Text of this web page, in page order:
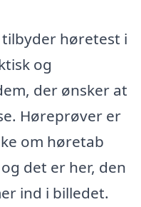
høretest i
og
der ønsker at
Høreprøver er
om høretab
det er her, den
ind i billedet.